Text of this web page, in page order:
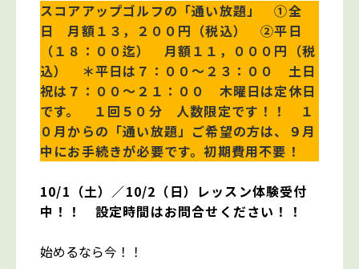
スコアアップゴルフの「通い放題」 ①全
日 月額１３，２００円（税込） ②平日
（１８：００迄） 月額１１，０００円（税
込） ＊平日は７：００～２３：００ 土日
祝は７：００～２１：００ 木曜日は定休日
です。 １回５０分 人数限定です！！ １
０月からの「通い放題」ご希望の方は、９月
中にお手続きが必要です。初期費用不要！
10/1（土）／10/2（日）レッスン体験受付
中！！ 設定時間はお問合せください！！
始めるなら今！！